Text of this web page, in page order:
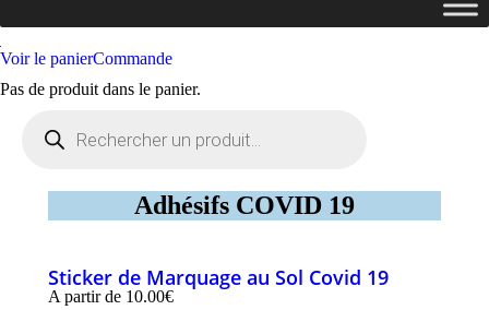
Voir le panierCommande
Pas de produit dans le panier.
produits
Adhésifs COVID 19
Sticker de Marquage au Sol Covid 19
A partir de 10.00€